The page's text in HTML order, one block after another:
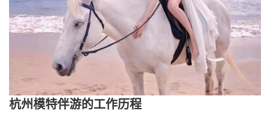
杭州模特伴游的工作历程